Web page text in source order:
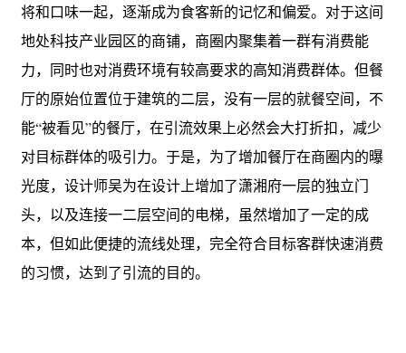
将和口味一起，逐渐成为食客新的记忆和偏爱。对于这间
地处科技产业园区的商铺，商圈内聚集着一群有消费能
力，同时也对消费环境有较高要求的高知消费群体。但餐
厅的原始位置位于建筑的二层，没有一层的就餐空间，不
能“被看见”的餐厅，在引流效果上必然会大打折扣，减少
对目标群体的吸引力。于是，为了增加餐厅在商圈内的曝
光度，设计师吴为在设计上增加了潇湘府一层的独立门
头，以及连接一二层空间的电梯，虽然增加了一定的成
本，但如此便捷的流线处理，完全符合目标客群快速消费
的习惯，达到了引流的目的。